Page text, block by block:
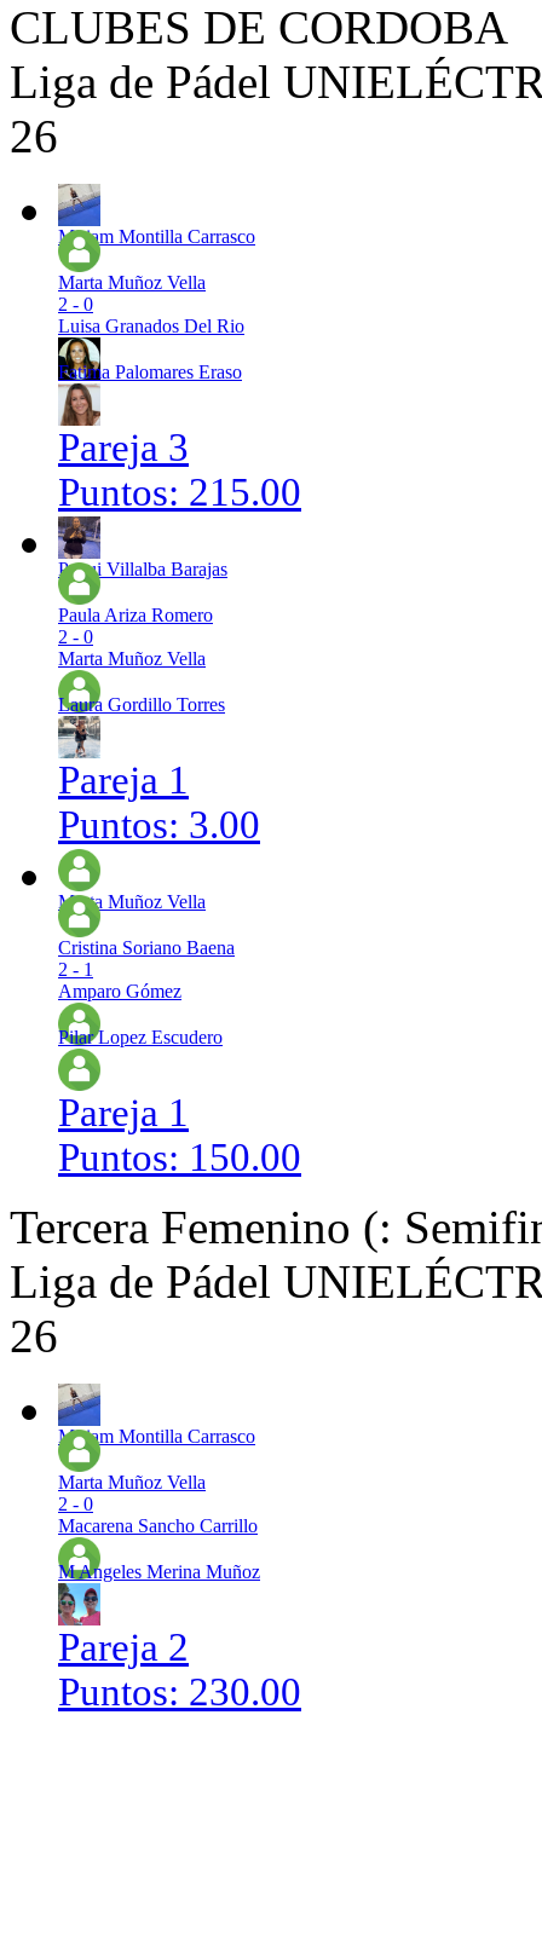
CLUBES DE CORDOBA
Liga de Pádel
26
Miriam Montilla Carrasco
Marta Muñoz Vella
2 - 0
Luisa Granados Del Rio
Fatima Palomares Eraso
Pareja 3
Puntos: 215.00
Paqui Villalba Barajas
Paula Ariza Romero
2 - 0
Marta Muñoz Vella
Laura Gordillo Torres
Pareja 1
Puntos: 3.00
Marta Muñoz Vella
Cristina Soriano Baena
2 - 1
Amparo Gómez
Pilar Lopez Escudero
Pareja 1
Puntos: 150.00
Tercera Femenino (:
Liga de Pádel
26
Miriam Montilla Carrasco
Marta Muñoz Vella
2 - 0
Macarena Sancho Carrillo
M Angeles Merina Muñoz
Pareja 2
Puntos: 230.00